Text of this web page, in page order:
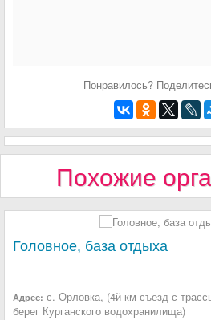
Понравилось?
Похожие
Головное, база отдыха
Адрес: с. Орловка, (4й км-съезд с
берег Курганского водохранилища)